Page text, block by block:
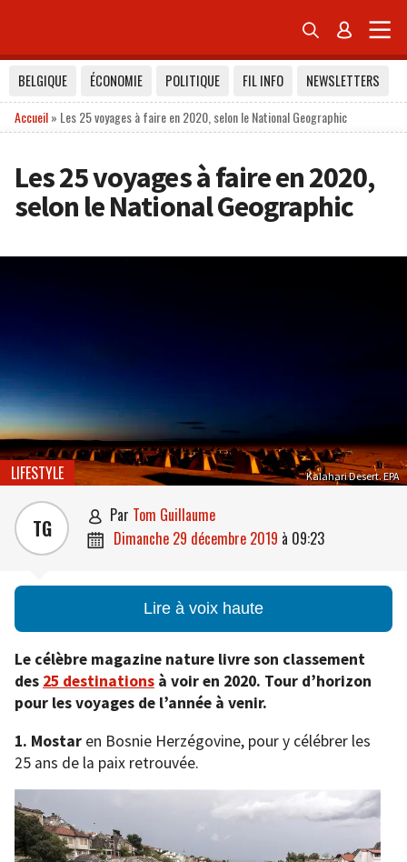
 
BELGIQUE ÉCONOMIE POLITIQUE FIL INFO
NEWSLETTERS
Accueil» Les 25 voyages à faire en 2020, selon le National Geographic
Les 25 voyages à faire en 2020,
selon le National Geographic
Kalahari Desert. EPA
LIFESTYLE
TG  par Tom Guillaume
 dimanche 29 décembre 2019 à 09:23
Lire à voix haute
Le célèbre magazine nature livre son classement
des 25 destinations à voir en 2020. Tour d’horizon
pour les voyages de l’année à venir.
1. Mostar en Bosnie Herzégovine, pour y célébrer les
25 ans de la paix retrouvée.